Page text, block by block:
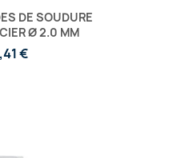
DE SOUDURE
Ø 2.0 MM
€